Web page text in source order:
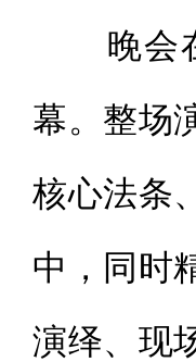
晚会在
幕。整场
核心法条
中，同时
演绎、现